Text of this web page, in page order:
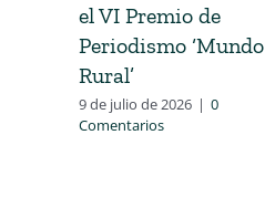
el VI Premio de
Periodismo ‘Mundo
Rural’
9 de julio de 2026 | 0
Comentarios